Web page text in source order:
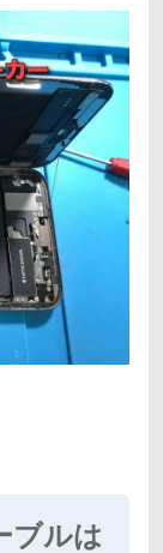
ブルは